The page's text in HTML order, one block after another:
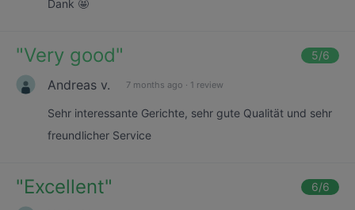
Dank 🤩
"Very good" 5/6
Andreas v. 7 months ago · 1 review
Sehr interessante Gerichte, sehr gute Qualität und sehr
freundlicher Service
"Excellent" 6/6